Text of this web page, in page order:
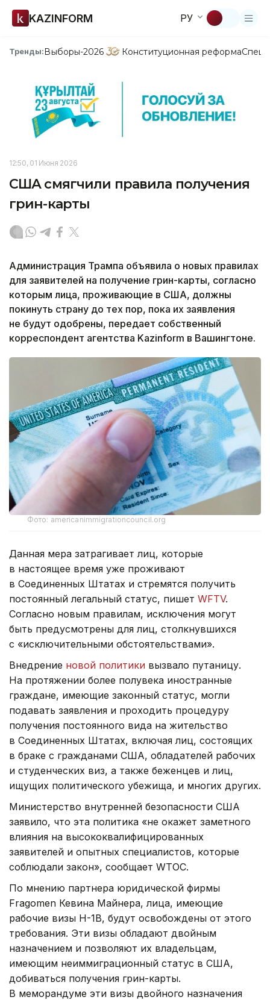
KAZINFORM РУ
Тренды:Выборы-2026 Конституционная реформа
12:50, 01 Июня 2026
США смягчили правила получения
грин-карты
Администрация Трампа объявила о новых правилах
для заявителей на получение грин-карты, согласно
которым лица, проживающие в США, должны
покинуть страну до тех пор, пока их заявления
не будут одобрены, передает собственный
корреспондент агентства Kazinform в Вашингтоне.
Фото: americanimmigrationcouncil.org
Данная мера затрагивает лиц, которые
в настоящее время уже проживают
в Соединенных Штатах и стремятся получить
постоянный легальный статус, пишет WFTV.
Согласно новым правилам, исключения могут
быть предусмотрены для лиц, столкнувшихся
с «исключительными обстоятельствами».
Внедрение новой политики вызвало путаницу.
На протяжении более полувека иностранные
граждане, имеющие законный статус, могли
подавать заявления и проходить процедуру
получения постоянного вида на жительство
в Соединенных Штатах, включая лиц, состоящих
в браке с гражданами США, обладателей рабочих
и студенческих виз, а также беженцев и лиц,
ищущих политического убежища, и многих других.
Министерство внутренней безопасности США
заявило, что эта политика «не окажет заметного
влияния на высококвалифицированных
заявителей и опытных специалистов, которые
соблюдали закон», сообщает WTOC.
По мнению партнера юридической фирмы
Fragomen Кевина Майнера, лица, имеющие
рабочие визы H-1B, будут освобождены от этого
требования. Эти визы обладают двойным
назначением и позволяют их владельцам,
имеющим неиммиграционный статус в США,
добиваться получения грин-карты.
В меморандуме эти визы двойного назначения